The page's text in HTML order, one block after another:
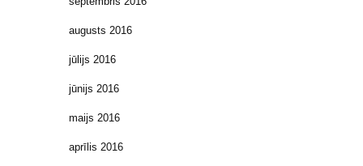
augusts 2016
jūlijs 2016
jūnijs 2016
maijs 2016
aprīlis 2016